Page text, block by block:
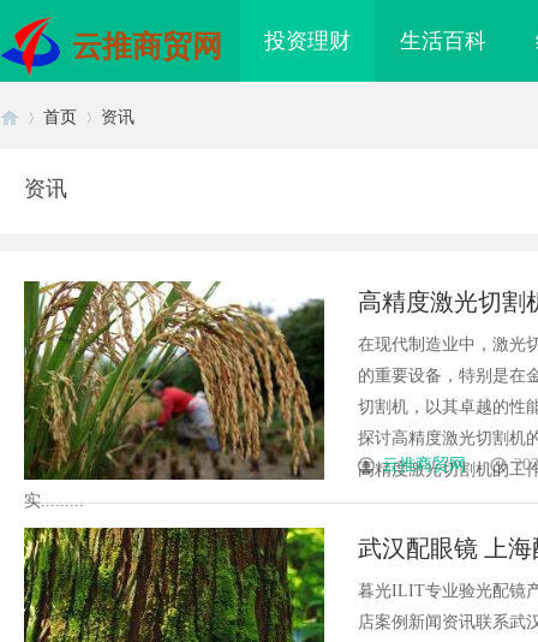
云推商贸网 投资理财 生活百科
首页 资讯
资讯
高精度激光切割
在现代制造业中，激光
的重要设备，特别是在
切割机，以其卓越的性
探讨高精度激光切割机
高精度激光切割机的工
实.........
云推商贸网
武汉配眼镜 上
暮光ILIT专业验光配镜
店案例新闻资讯联系武
年博士后招聘 高精度激光切割机：新时代工业
的革命者